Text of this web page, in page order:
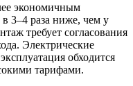
экономичным
3–4 раза ниже, чем у
требует согласования
Электрические
обходится
тарифами.